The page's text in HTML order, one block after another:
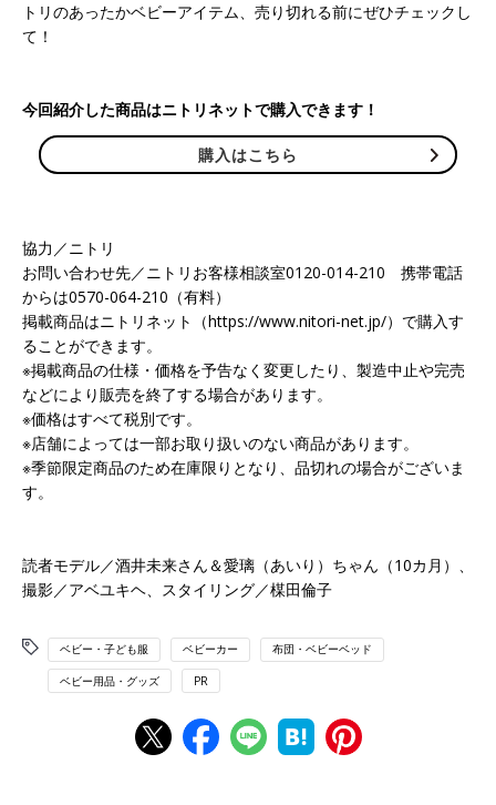
トリのあったかベビーアイテム、売り切れる前にぜひチェックし
て！
今回紹介した商品はニトリネットで購入できます！
購入はこちら
協力／ニトリ
お問い合わせ先／ニトリお客様相談室0120-014-210 携帯電話
からは0570-064-210（有料）
掲載商品はニトリネット（https://www.nitori-net.jp/）で購入す
ることができます。
※掲載商品の仕様・価格を予告なく変更したり、製造中止や完売
などにより販売を終了する場合があります。
※価格はすべて税別です。
※店舗によっては一部お取り扱いのない商品があります。
※季節限定商品のため在庫限りとなり、品切れの場合がございま
す。
読者モデル／酒井未来さん＆愛璃（あいり）ちゃん（10カ月）、
撮影／アベユキヘ、スタイリング／楳田倫子
ベビー・子ども服 ベビーカー 布団・ベビーベッド
ベビー用品・グッズ PR